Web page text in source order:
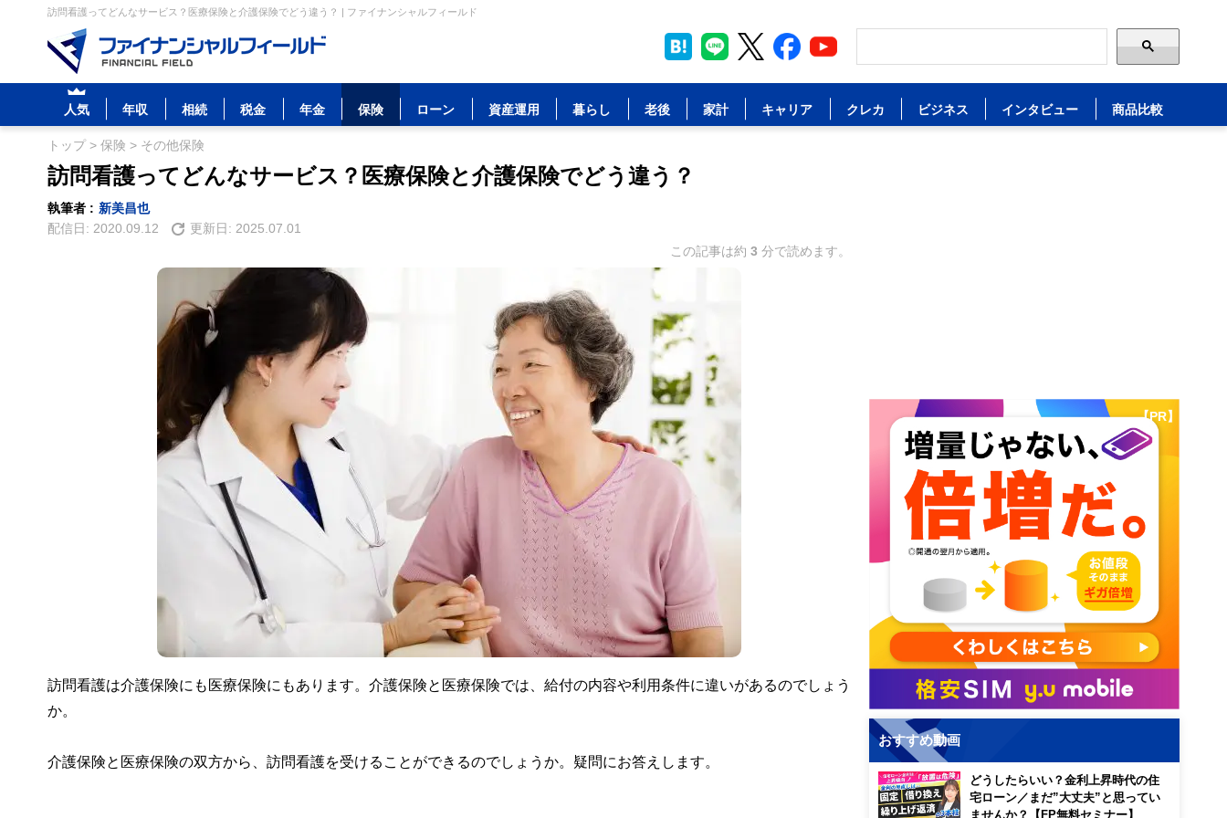
訪問看護ってどんなサービス？医療保険と介護保険でどう違う？ | ファイナンシャルフィールド
人気 年収 相続 税金 年金 保険 ローン 資産運用 暮らし 老後 家計 キャリア クレカ ビジネス インタビュー 商品比較
トップ> 保険 > その他保険
訪問看護ってどんなサービス？医療保険と介護保険でどう違う？
執筆者 : 新美昌也
配信日: 2020.09.12 更新日: 2025.07.01
この記事は約 3 分で読めます。
訪問看護は介護保険にも医療保険にもあります。介護保険と医療保険では、給付の内容や利用条件に違いがあるのでしょう
か。
介護保険と医療保険の双方から、訪問看護を受けることができるのでしょうか。疑問にお答えします。
【PR】
おすすめ動画
どうしたらいい？金利上昇時代の住
宅ローン／まだ”大丈夫”と思ってい
ませんか？【FP無料セミナー】